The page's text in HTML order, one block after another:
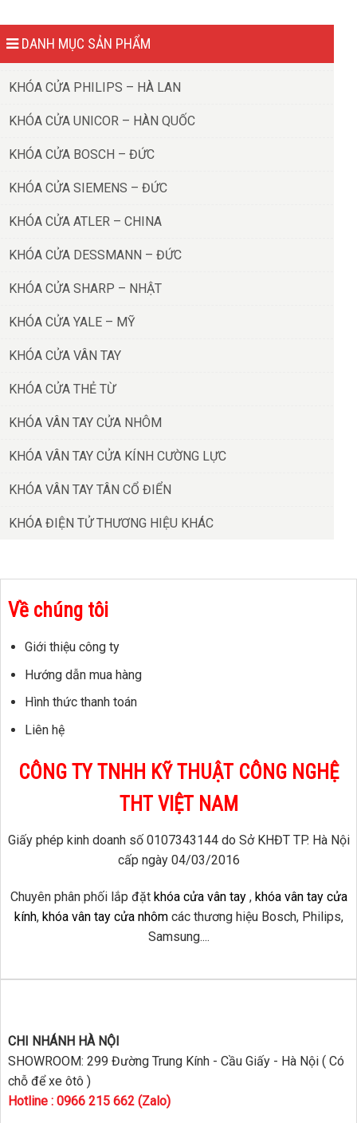
DANH MỤC SẢN PHẨM
KHÓA CỬA PHILIPS – HÀ LAN
KHÓA CỬA UNICOR – HÀN QUỐC
KHÓA CỬA BOSCH – ĐỨC
KHÓA CỬA SIEMENS – ĐỨC
KHÓA CỬA ATLER – CHINA
KHÓA CỬA DESSMANN – ĐỨC
KHÓA CỬA SHARP – NHẬT
KHÓA CỬA YALE – MỸ
KHÓA CỬA VÂN TAY
KHÓA CỬA THẺ TỪ
KHÓA VÂN TAY CỬA NHÔM
KHÓA VÂN TAY CỬA KÍNH CƯỜNG LỰC
KHÓA VÂN TAY TÂN CỔ ĐIỂN
KHÓA ĐIỆN TỬ THƯƠNG HIỆU KHÁC
Về chúng tôi
Giới thiệu công ty
Hướng dẫn mua hàng
Hình thức thanh toán
Liên hệ
CÔNG TY TNHH KỸ THUẬT CÔNG NGHỆ
THT VIỆT NAM
Giấy phép kinh doanh số 0107343144 do Sở KHĐT TP. Hà Nội
cấp ngày 04/03/2016
Chuyên phân phối lắp đặt khóa cửa vân tay, khóa vân tay cửa
kính, khóa vân tay cửa nhômcác thương hiệu Bosch, Philips,
Samsung....
CHI NHÁNH HÀ NỘI
SHOWROOM: 299 Đường Trung Kính - Cầu Giấy - Hà Nội ( Có
chỗ để xe ôtô )
Hotline : 0966 215 662 (Zalo)